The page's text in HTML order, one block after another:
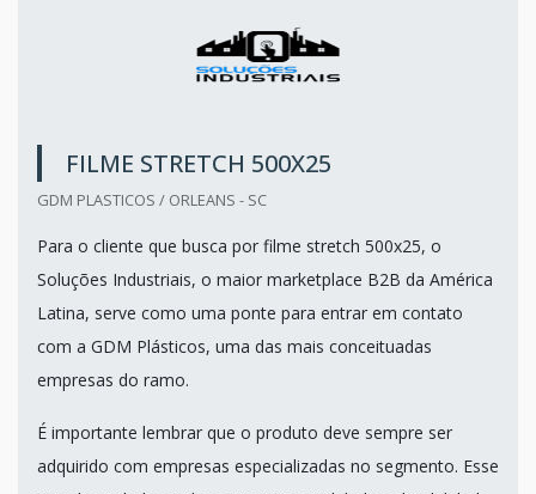
FILME STRETCH 500X25
GDM PLASTICOS / ORLEANS - SC
Para o cliente que busca por filme stretch 500x25, o
Soluções Industriais, o maior marketplace B2B da América
Latina, serve como uma ponte para entrar em contato
com a GDM Plásticos, uma das mais conceituadas
empresas do ramo.
É importante lembrar que o produto deve sempre ser
adquirido com empresas especializadas no segmento. Esse